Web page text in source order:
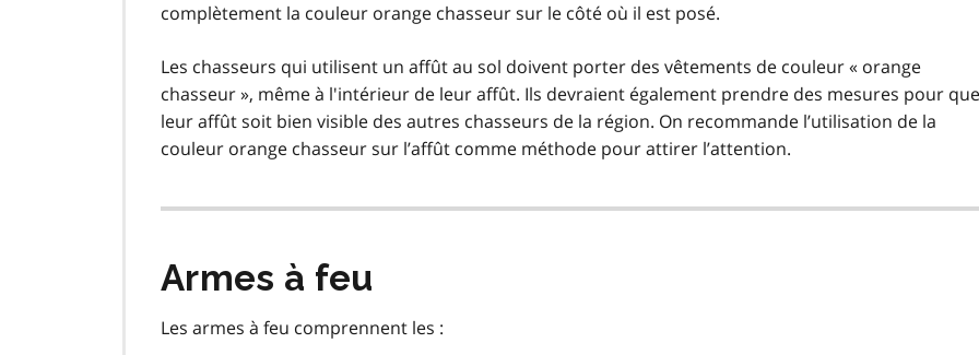
complètement la couleur orange chasseur sur le côté où il est posé.
Les chasseurs qui utilisent un affût au sol doivent porter des vêtements de couleur « orange
chasseur », même à l'intérieur de leur affût. Ils devraient également prendre des mesures pour que
leur affût soit bien visible des autres chasseurs de la région. On recommande l’utilisation de la
couleur orange chasseur sur l’affût comme méthode pour attirer l’attention.
Armes à feu
Les armes à feu comprennent les :